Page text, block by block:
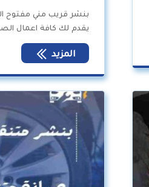
بنشر قريب مني مفتوح
يقدم لك كافة اعمال
المزيد